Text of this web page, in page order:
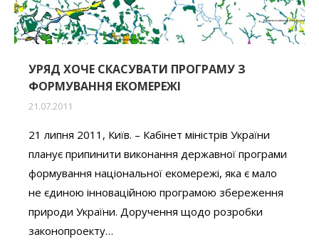
УРЯД ХОЧЕ СКАСУВАТИ ПРОГРАМУ З
ФОРМУВАННЯ ЕКОМЕРЕЖІ
21.07.2011
21 липня 2011, Київ. – Кабінет міністрів України
планує припинити виконання державної програми
формування національної екомережі, яка є мало
не єдиною інноваційною програмою збереження
природи України. Доручення щодо розробки
законопроекту…